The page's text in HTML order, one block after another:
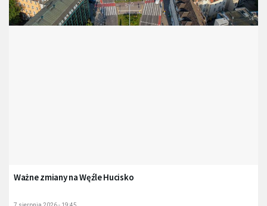
Ważne zmiany na Węźle Hucisko